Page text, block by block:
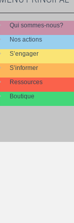
Qui sommes-nous?
Nos actions
S’engager
S’informer
Ressources
Boutique